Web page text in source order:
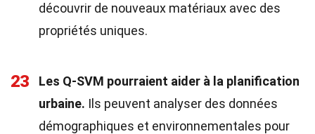
découvrir de nouveaux matériaux avec des
propriétés uniques.
23
Les Q-SVM pourraient aider à la planification
urbaine. Ils peuvent analyser des données
démographiques et environnementales pour